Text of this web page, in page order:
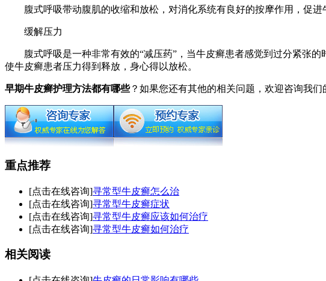
腹式呼吸带动腹肌的收缩和放松，对消化系统有良好的按摩作用，促进
缓解压力
腹式呼吸是一种非常有效的“减压药”，当牛皮癣患者感觉到过分紧张的
使牛皮癣患者压力得到释放，身心得以放松。
早期牛皮癣护理方法都有哪些？如果您还有其他的相关问题，欢迎咨询我
重点推荐
[点击在线咨询]寻常型牛皮癣怎么治
[点击在线咨询]寻常型牛皮癣症状
[点击在线咨询]寻常型牛皮癣应该如何治疗
[点击在线咨询]寻常型牛皮癣如何治疗
相关阅读